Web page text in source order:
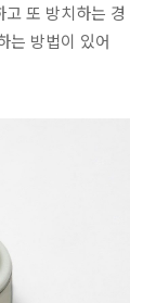
또 방치하는 경
는 방법이 있어